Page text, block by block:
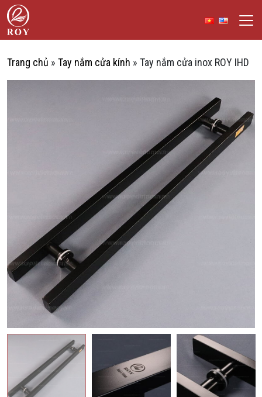
Chuyển đến nội dung
ROY Việt Nam
Trang chủ » Tay nắm cửa kính » Tay nắm cửa inox ROY IHD